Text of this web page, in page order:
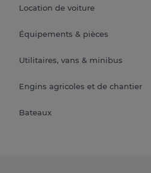
Location de voiture
Équipements & pièces
Utilitaires, vans & minibus
Engins agricoles et de chantier
Bateaux